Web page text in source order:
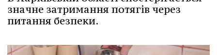
значне затримання потягів через
питання безпеки.